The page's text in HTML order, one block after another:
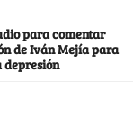
para comentar
de Iván Mejía para